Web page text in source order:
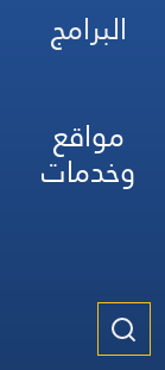
البرامج
مواقع
وخدمات